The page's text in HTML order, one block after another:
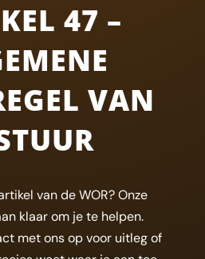
47 –
VAN
van de WOR? Onze
klaar om je te helpen.
met ons op voor uitleg of